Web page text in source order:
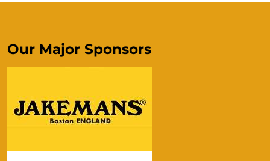
Our Major Sponsors